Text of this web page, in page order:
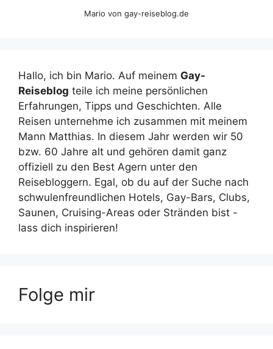
Mario von gay-reiseblog.de
Hallo, ich bin Mario. Auf meinem Gay-
Reiseblog teile ich meine persönlichen
Erfahrungen, Tipps und Geschichten. Alle
Reisen unternehme ich zusammen mit meinem
Mann Matthias. In diesem Jahr werden wir 50
bzw. 60 Jahre alt und gehören damit ganz
offiziell zu den Best Agern unter den
Reisebloggern. Egal, ob du auf der Suche nach
schwulenfreundlichen Hotels, Gay-Bars, Clubs,
Saunen, Cruising-Areas oder Stränden bist -
lass dich inspirieren!
Folge mir